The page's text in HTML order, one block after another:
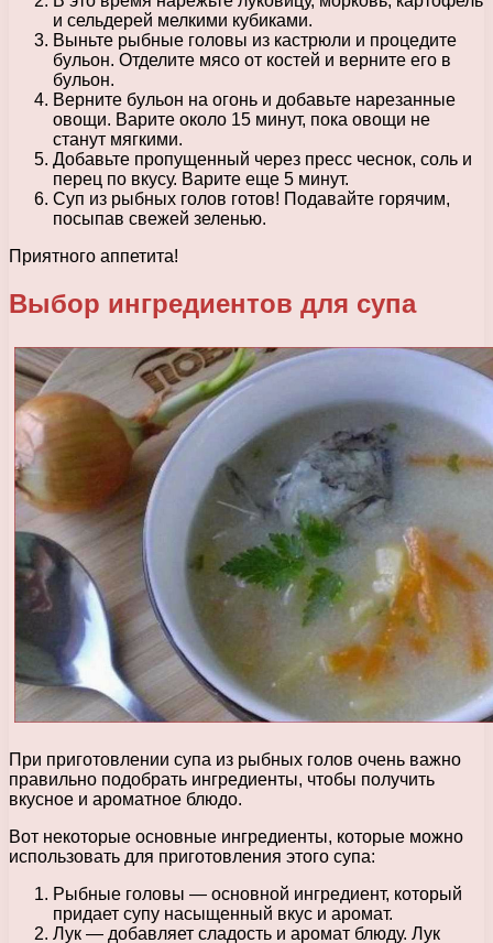
и сельдерей мелкими кубиками.
Выньте рыбные головы из кастрюли и процедите
бульон. Отделите мясо от костей и верните его в
бульон.
Верните бульон на огонь и добавьте нарезанные
овощи. Варите около 15 минут, пока овощи не
станут мягкими.
Добавьте пропущенный через пресс чеснок, соль и
перец по вкусу. Варите еще 5 минут.
Суп из рыбных голов готов! Подавайте горячим,
посыпав свежей зеленью.
Приятного аппетита!
Выбор ингредиентов для супа
При приготовлении супа из рыбных голов очень важно
правильно подобрать ингредиенты, чтобы получить
вкусное и ароматное блюдо.
Вот некоторые основные ингредиенты, которые можно
использовать для приготовления этого супа:
Рыбные головы — основной ингредиент, который
придает супу насыщенный вкус и аромат.
Лук — добавляет сладость и аромат блюду. Лук